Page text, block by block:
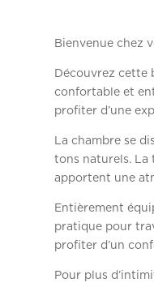
Bienvenue chez
Découvrez cette
confortable et
profiter d’une
La chambre se
tons naturels. La
apportent une
Entièrement
pratique pour
profiter d’un
Pour plus